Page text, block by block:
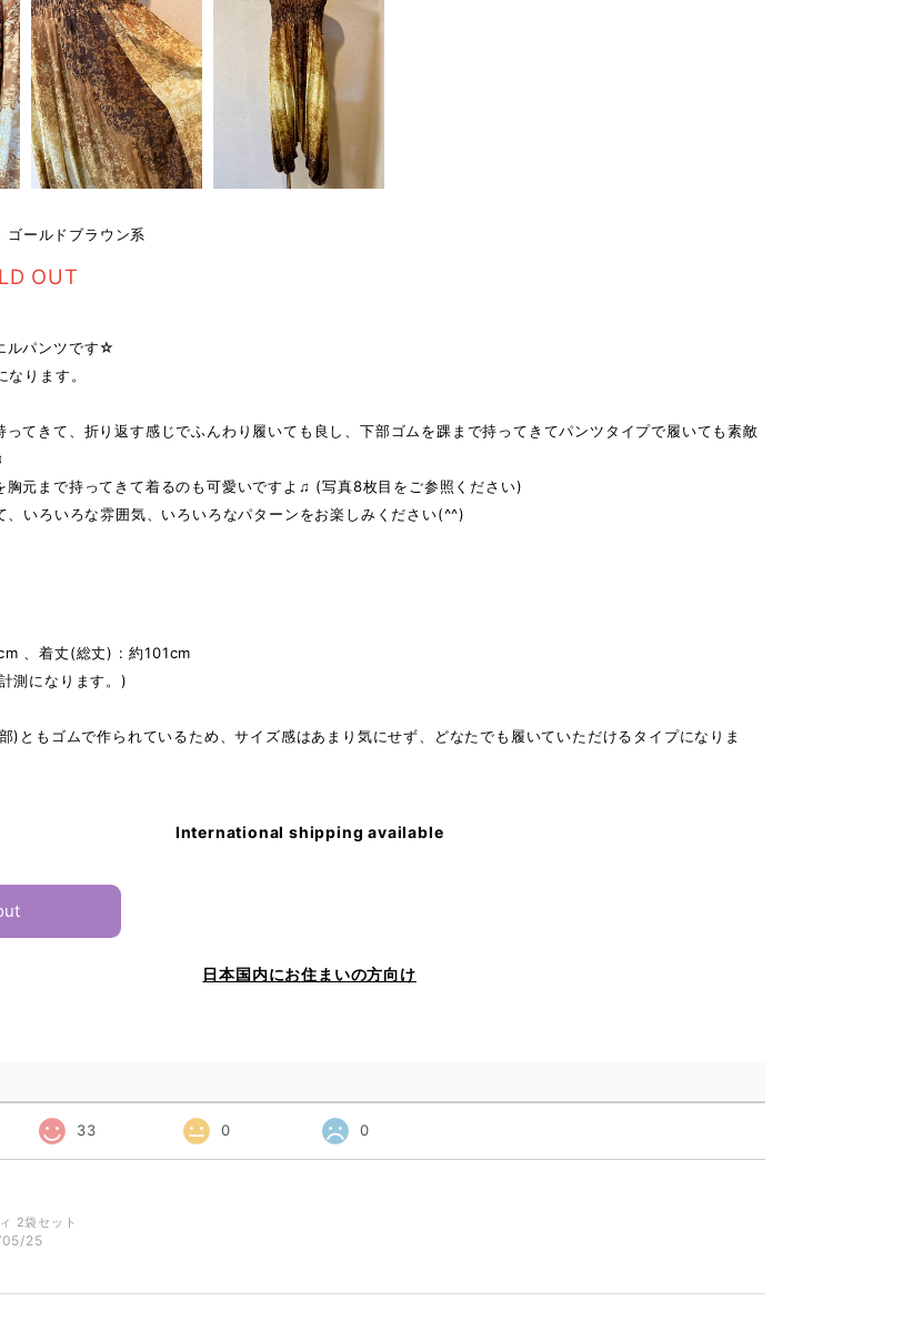
ゴールドブラウン系
OUT
ルパンツです☆
ります。
ってきて、折り返す感じでふんわり履いても良し、下部ゴムを踝まで持ってきてパンツタイプで履いても素敵
胸元まで持ってきて着るのも可愛いですよ♫ (写真8枚目をご参照ください)
、いろいろな雰囲気、いろいろなパターンをお楽しみください(^^)
、着丈(総丈) : 約101cm
測になります。)
)ともゴムで作られているため、サイズ感はあまり気にせず、どなたでも履いていただけるタイプになりま
International shipping available
日本国内にお住まいの方向け
33 0 0
2袋セット
25